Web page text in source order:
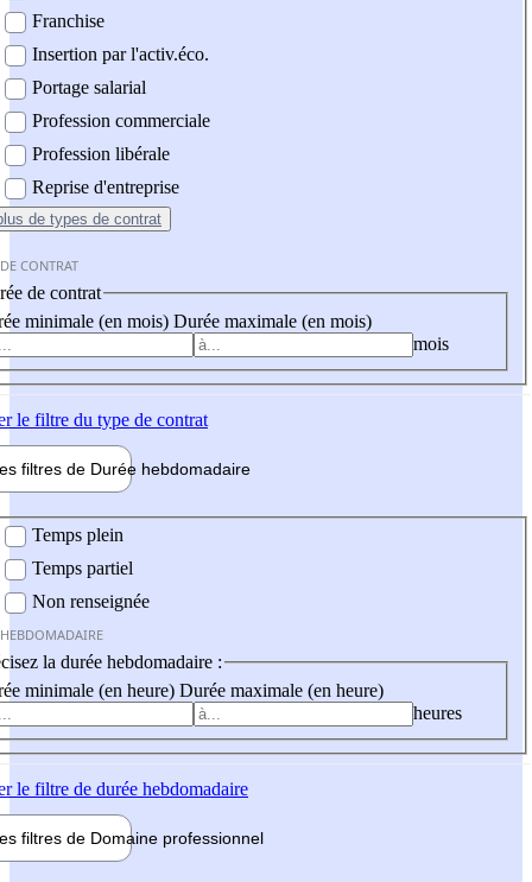
Franchise
Insertion par l'activ.éco.
Portage salarial
Profession commerciale
Profession libérale
Reprise d'entreprise
de types de contrat
CONTRAT
de contrat
minimale (en mois) Durée maximale (en mois)
mois
le filtre du type de contrat
filtres de Durée hebdomadaire
Temps plein
Temps partiel
Non renseignée
la durée hebdomadaire :
minimale (en heure) Durée maximale (en heure)
heures
le filtre de durée hebdomadaire
filtres de Domaine professionnel